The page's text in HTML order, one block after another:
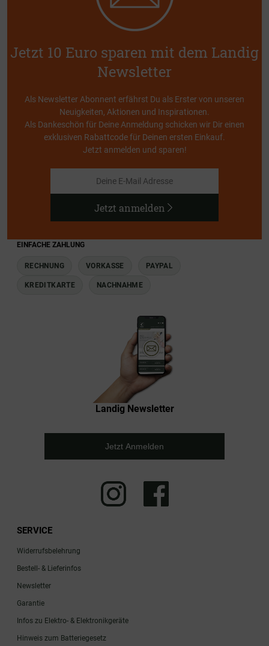
Jetzt 10 Euro sparen mit dem Landig
Newsletter
Als Newsletter Abonnent erfährst Du als Erster von unseren
Neuigkeiten, Aktionen und Inspirationen.
Als Dankeschön für Deine Anmeldung schicken wir Dir einen
exklusiven Rabattcode für Deinen ersten Einkauf.
Jetzt anmelden und sparen!
Jetzt anmelden
EINFACHE ZAHLUNG
RECHNUNG VORKASSE PAYPAL
KREDITKARTE NACHNAHME
Landig Newsletter
Jetzt Anmelden
SERVICE
Widerrufsbelehrung
Bestell- & Lieferinfos
Newsletter
Garantie
Infos zu Elektro- & Elektronikgeräte
Hinweis zum Batteriegesetz